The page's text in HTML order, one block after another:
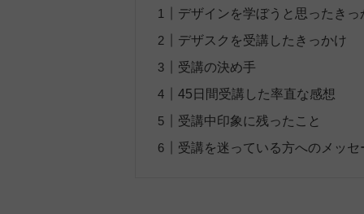
デザインを学ぼうと思ったきっ
デザスクを受講したきっかけ
受講の決め手
45日間受講した率直な感想
受講中印象に残ったこと
受講を迷っている方へのメッセ